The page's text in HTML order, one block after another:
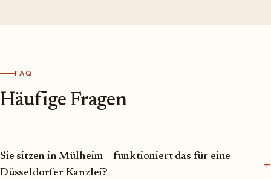
FAQ
Häufige Fragen
Sie sitzen in Mülheim – funktioniert das für eine
Düsseldorfer Kanzlei?
+